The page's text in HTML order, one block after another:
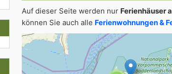
Auf dieser Seite werden nur Ferienhäuser
können Sie auch alle Ferienwohnungen &